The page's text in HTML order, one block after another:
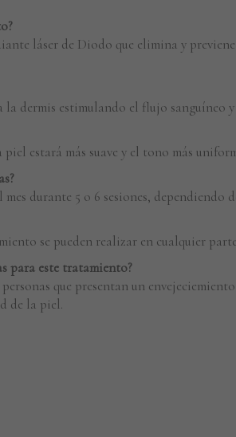
láser de Diodo que elimina y
la dermis estimulando el flujo
estará más suave y el tono más
mes durante 5 o 6 sesiones,
se pueden realizar en cualquier
para este tratamiento?
que presentan un
de la piel.